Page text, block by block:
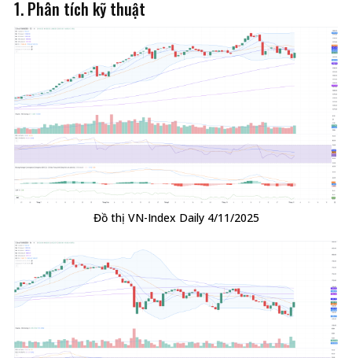
1. Phân tích kỹ thuật
Đồ thị VN-Index Daily 4/11/2025